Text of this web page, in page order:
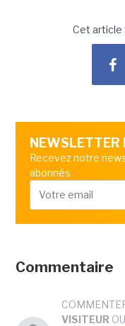
Cet article
NEWSLETTER
Recevez notre
abonnés
Commentaire
VISITEUR OU